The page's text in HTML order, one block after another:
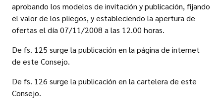
aprobando los modelos de invitación y publicación, fijando
el valor de los pliegos, y estableciendo la apertura de
ofertas el día 07/11/2008 a las 12.00 horas.
De fs. 125 surge la publicación en la página de internet
de este Consejo.
De fs. 126 surge la publicación en la cartelera de este
Consejo.